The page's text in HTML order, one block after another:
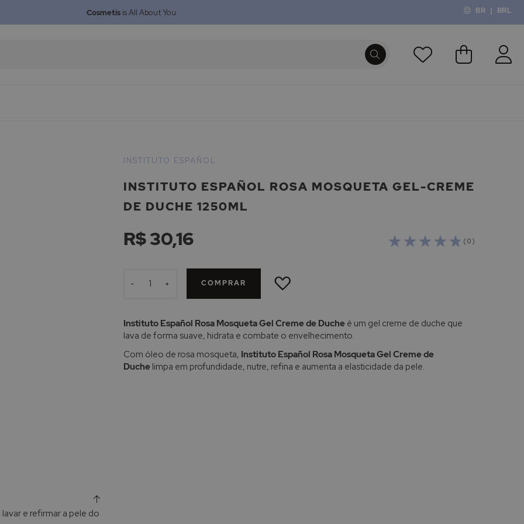
BR | BRL
Cosmetisis All About You
O Meu
INSTITUTO ESPAÑOL ROSA MOSQUETA GEL-CREME
DE DUCHE 1250ML
INSTITUTO ESPAÑOL
( 0 )
R$ 30,16
- + COMPRAR
LISTA
Instituto Español Rosa Mosqueta Gel Creme de Ducheé um gel creme de duche que
lava de forma suave, hidrata e combate o envelhecimento.
Com óleo de rosa mosqueta, Instituto Español Rosa Mosqueta Gel Creme de
Duchelimpa em profundidade, nutre, refina e aumenta a elasticidade da pele.
lavar e refirmar a pele do